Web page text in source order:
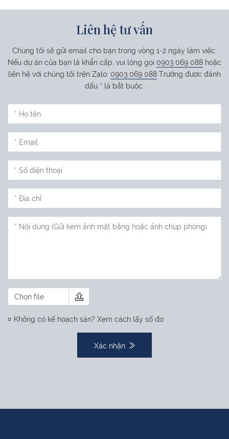
Liên hệ tư vấn
Chúng tôi sẽ gửi email cho bạn trong vòng 1-2 ngày làm việc.
Nếu dự án của bạn là khẩn cấp, vui lòng gọi 0903 069 088 hoặc
liên hệ với chúng tôi trên Zalo: 0903 069 088 Trường được đánh
dấu * là bắt buộc.
Chọn file
¤ Không có kế hoạch sàn? Xem cách lấy số đo
Xác nhận